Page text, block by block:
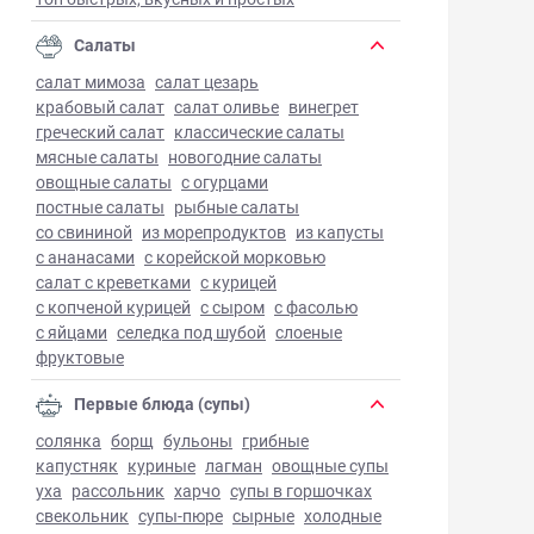
Салаты
салат мимоза салат цезарь
крабовый салат салат оливье винегрет
греческий салат классические салаты
мясные салаты новогодние салаты
овощные салаты с огурцами
постные салаты рыбные салаты
со свининой из морепродуктов из капусты
с ананасами с корейской морковью
салат с креветками с курицей
с копченой курицей с сыром с фасолью
с яйцами селедка под шубой слоеные
фруктовые
Первые блюда (супы)
солянка борщ бульоны грибные
капустняк куриные лагман овощные супы
уха рассольник харчо супы в горшочках
свекольник супы-пюре сырные холодные